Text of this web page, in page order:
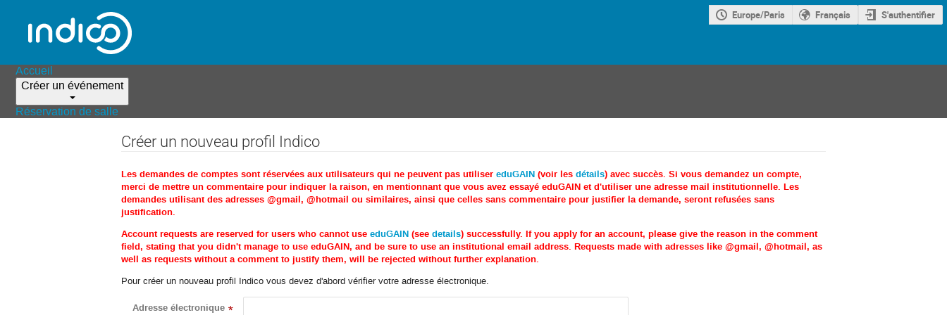
Europe/Paris Français S'authentifier
Accueil
Créer un événement
Réservation de salle
Créer un nouveau profil Indico
Les demandes de comptes sont réservées aux utilisateurs qui ne peuvent pas utiliser eduGAIN (voir les détails) avec succès. Si vous demandez un compte,
merci de mettre un commentaire pour indiquer la raison, en mentionnant que vous avez essayé eduGAIN et d'utiliser une adresse mail institutionnelle. Les
demandes utilisant des adresses @gmail, @hotmail ou similaires, ainsi que celles sans commentaire pour justifier la demande, seront refusées sans
justification.
Account requests are reserved for users who cannot use eduGAIN (see details) successfully. If you apply for an account, please give the reason in the comment
field, stating that you didn't manage to use eduGAIN, and be sure to use an institutional email address. Requests made with adresses like @gmail, @hotmail, as
well as requests without a comment to justify them, will be rejected without further explanation.
Pour créer un nouveau profil Indico vous devez d'abord vérifier votre adresse électronique.
Adresse électronique *